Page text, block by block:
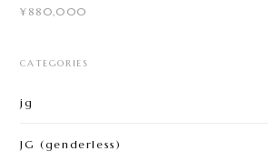
¥880,000
CATEGORIES
jg
JG (genderless)